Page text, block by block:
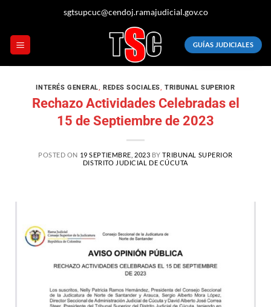
sgtsupcuc@cendoj.ramajudicial.gov.co
GUÍAS JUDICIALES
INTERÉS GENERAL,REDES SOCIALES, TRIBUNAL SUPERIOR
Rechazo Actividades Celebradas el
15 de Septiembre de 2023
POSTED ON 19 SEPTIEMBRE, 2023 BYTRIBUNAL SUPERIOR
DISTRITO JUDICIAL DE CÚCUTA